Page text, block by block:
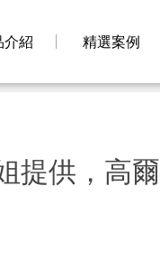
介紹 精選案例
提供，高